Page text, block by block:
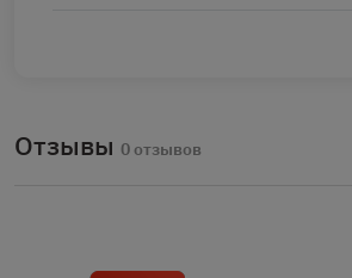
Отзывы 0 отзывов